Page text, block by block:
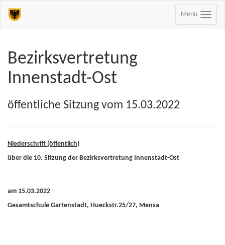
Menü
Bezirksvertretung
Innenstadt-Ost
öffentliche Sitzung vom 15.03.2022
Niederschrift (öffentlich)
über die 10. Sitzung der Bezirksvertretung Innenstadt-Ost
am 15.03.2022
Gesamtschule Gartenstadt, Hueckstr.25/27, Mensa